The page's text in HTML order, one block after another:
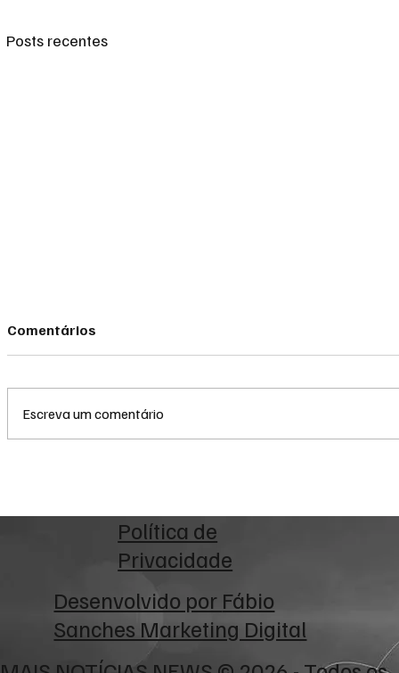
Posts recentes
Comentários
Escreva um comentário
Política de
Privacidade
Desenvolvido por Fábio
Sanches Marketing Digital